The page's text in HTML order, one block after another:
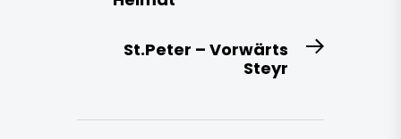
post:
Next
St.Peter – Vorwärts
Steyr